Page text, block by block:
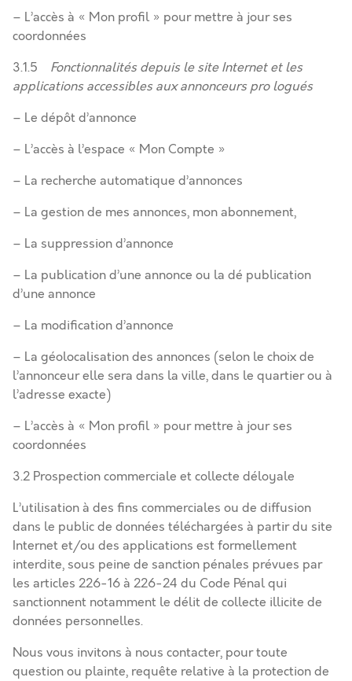
– L’accès à « Mon profil » pour mettre à jour ses
coordonnées
3.1.5 Fonctionnalités depuis le site Internet et les
applications accessibles aux annonceurs pro logués
– Le dépôt d’annonce
– L’accès à l’espace « Mon Compte »
– La recherche automatique d’annonces
– La gestion de mes annonces, mon abonnement,
– La suppression d’annonce
– La publication d’une annonce ou la dé publication
d’une annonce
– La modification d’annonce
– La géolocalisation des annonces (selon le choix de
l’annonceur elle sera dans la ville, dans le quartier ou à
l’adresse exacte)
– L’accès à « Mon profil » pour mettre à jour ses
coordonnées
3.2 Prospection commerciale et collecte déloyale
L’utilisation à des fins commerciales ou de diffusion
dans le public de données téléchargées à partir du site
Internet et/ou des applications est formellement
interdite, sous peine de sanction pénales prévues par
les articles 226-16 à 226-24 du Code Pénal qui
sanctionnent notamment le délit de collecte illicite de
données personnelles.
Nous vous invitons à nous contacter, pour toute
question ou plainte, requête relative à la protection de